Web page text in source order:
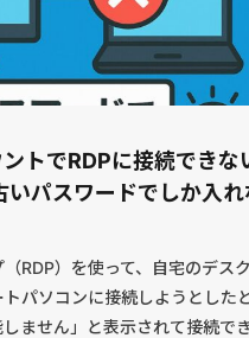
トでRDPに接続できな
いパスワードでしか入れ
RDP）を使って、自宅のデス
パソコンに接続しようとした
ません」と表示されて接続で